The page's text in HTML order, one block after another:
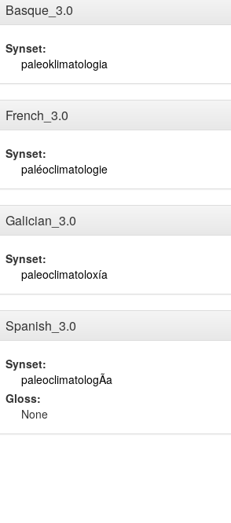
Basque_3.0
Synset:
paleoklimatologia
French_3.0
Synset:
paléoclimatologie
Galician_3.0
Synset:
paleoclimatoloxía
Spanish_3.0
Synset:
paleoclimatologÃ­a
Gloss:
None